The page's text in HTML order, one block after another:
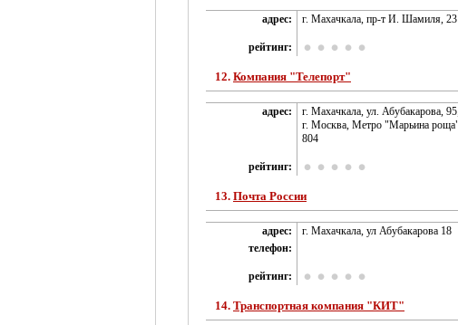
адрес: г. Махачкала, пр-т И. Шамиля, 23
рейтинг:
12. Компания "Телепорт"
адрес:
г. Махачкала, ул. Абубакарова,
г. Москва, Метро "Марьина
804
рейтинг:
13. Почта России
адрес:
г. Махачкала, ул Абубакарова 18
телефон:
рейтинг:
14. Транспортная компания "КИТ"